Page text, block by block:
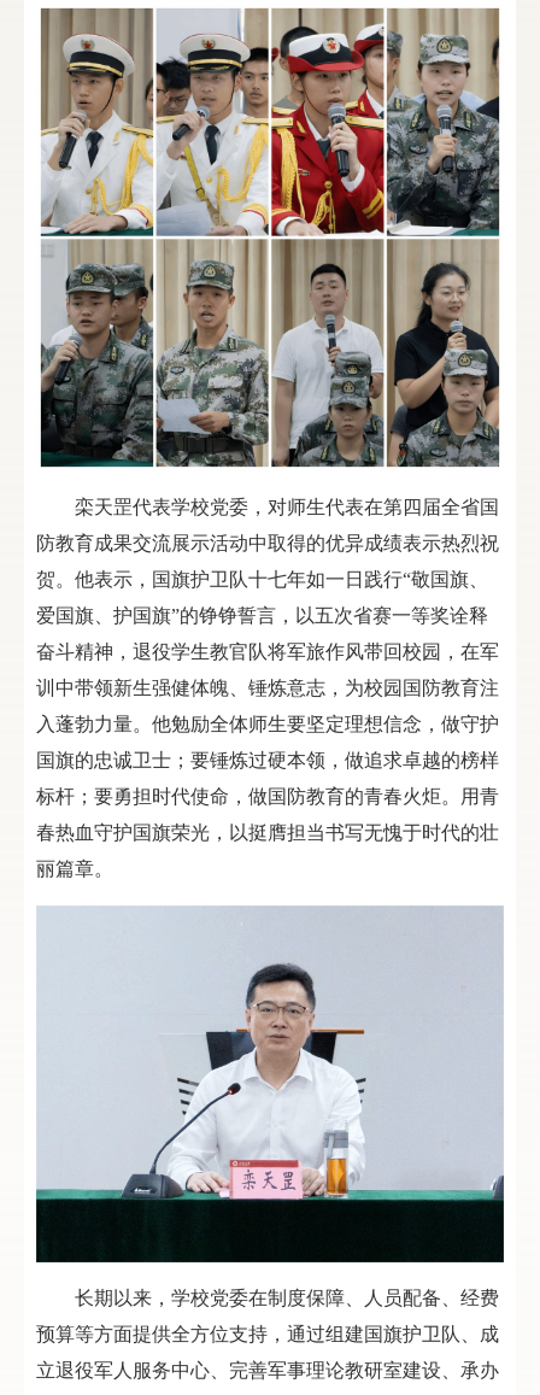
栾天罡代表学校党委，对师生代表在第四届全省国
防教育成果交流展示活动中取得的优异成绩表示热烈祝
贺。他表示，国旗护卫队十七年如一日践行“敬国旗、
爱国旗、护国旗”的铮铮誓言，以五次省赛一等奖诠释
奋斗精神，退役学生教官队将军旅作风带回校园，在军
训中带领新生强健体魄、锤炼意志，为校园国防教育注
入蓬勃力量。他勉励全体师生要坚定理想信念，做守护
国旗的忠诚卫士；要锤炼过硬本领，做追求卓越的榜样
标杆；要勇担时代使命，做国防教育的青春火炬。用青
春热血守护国旗荣光，以挺膺担当书写无愧于时代的壮
丽篇章。
长期以来，学校党委在制度保障、人员配备、经费
预算等方面提供全方位支持，通过组建国旗护卫队、成
立退役军人服务中心、完善军事理论教研室建设、承办